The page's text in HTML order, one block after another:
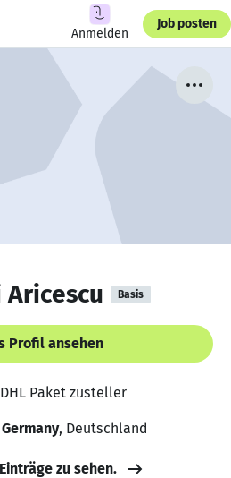
Anmelden
Job posten
Basis
Profil ansehen
Paket zusteller
, Deutschland
zu sehen.